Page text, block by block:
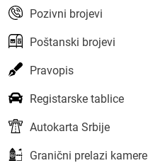
Pozivni brojevi
Poštanski brojevi
Pravopis
Registarske tablice
Autokarta Srbije
Granični prelazi kamere